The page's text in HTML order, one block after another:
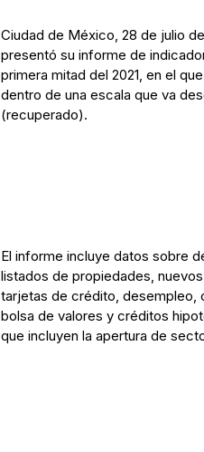
Ciudad de México, 28 de julio
presentó su informe de
primera mitad del 2021, en el
dentro de una escala que va
(recuperado).
El informe incluye datos sobre
listados de propiedades,
tarjetas de crédito, desempleo,
bolsa de valores y créditos
que incluyen la apertura de